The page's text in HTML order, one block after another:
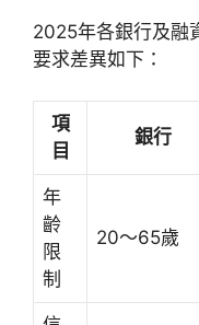
2025年各銀行及融
要求差異如下：
項
目
銀行
年
齡
限
制
20～65歲